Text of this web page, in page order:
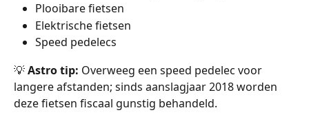
Plooibare fietsen
Elektrische fietsen
Speed pedelecs
💡 Astro tip: Overweeg een speed pedelec voor
langere afstanden; sinds aanslagjaar 2018 worden
deze fietsen fiscaal gunstig behandeld.